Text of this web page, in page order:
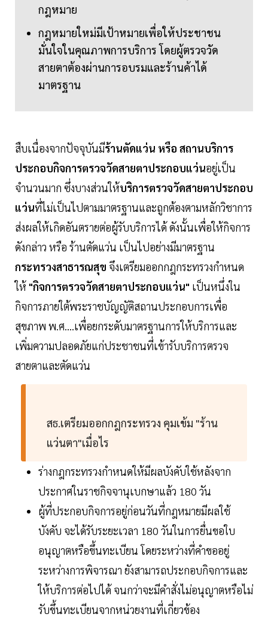
กฎหมาย
กฎหมายใหม่มีเป้าหมายเพื่อให้ประชาชน
มั่นใจในคุณภาพการบริการ โดยผู้ตรวจวัด
สายตาต้องผ่านการอบรมและร้านค้าได้
มาตรฐาน
สืบเนื่องจากปัจจุบันมีร้านตัดแว่น หรือ สถานบริการ
ประกอบกิจการตรวจวัดสายตาประกอบแว่นอยู่เป็น
จำนวนมาก ซึ่งบางส่วนให้บริการตรวจวัดสายตาประกอบ
แว่นที่ไม่เป็นไปตามมาตรฐานและถูกต้องตามหลักวิชาการ
ส่งผลให้เกิดอันตรายต่อผู้รับบริการได้ ดังนั้นเพื่อให้กิจการ
ดังกล่าว หรือ ร้านตัดแว่น เป็นไปอย่างมีมาตรฐาน
กระทรวงสาธารณสุข จึงเตรียมออกกฎกระทรวงกำหนด
ให้ "กิจการตรวจวัดสายตาประกอบแว่น" เป็นหนึ่งใน
กิจการภายใต้พระราชบัญญัติสถานประกอบการเพื่อ
สุขภาพ พ.ศ....เพื่อยกระดับมาตรฐานการให้บริการและ
เพิ่มความปลอดภัยแก่ประชาชนที่เข้ารับบริการตรวจ
สายตาและตัดแว่น
สธ.เตรียมออกกฎกระทรวง คุมเข้ม "ร้าน
แว่นตา"เมื่อไร
ร่างกฎกระทรวงกำหนดให้มีผลบังคับใช้หลังจาก
ประกาศในราชกิจจานุเบกษาแล้ว 180 วัน
ผู้ที่ประกอบกิจการอยู่ก่อนวันที่กฎหมายมีผลใช้
บังคับ จะได้รับระยะเวลา 180 วันในการยื่นขอใบ
อนุญาตหรือขึ้นทะเบียน โดยระหว่างที่คำขออยู่
ระหว่างการพิจารณา ยังสามารถประกอบกิจการและ
ให้บริการต่อไปได้ จนกว่าจะมีคำสั่งไม่อนุญาตหรือไม่
รับขึ้นทะเบียนจากหน่วยงานที่เกี่ยวข้อง